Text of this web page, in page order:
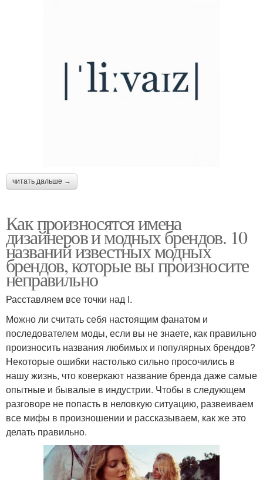
читать дальше →
Как произносятся имена
дизайнеров и модных брендов. 10
названий известных модных
брендов, которые вы произносите
неправильно
Расставляем все точки над i.
Можно ли считать себя настоящим фанатом и
последователем моды, если вы не знаете, как правильно
произносить названия любимых и популярных брендов?
Некоторые ошибки настолько сильно просочились в
нашу жизнь, что коверкают название бренда даже самые
опытные и бывалые в индустрии. Чтобы в следующем
разговоре не попасть в неловкую ситуацию, развеиваем
все мифы в произношении и рассказываем, как же это
делать правильно.